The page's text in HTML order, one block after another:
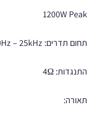
1200W Peak
תחום תדרים: 20Hz – 25kHz
התנגדות: 4Ω
תאורה: